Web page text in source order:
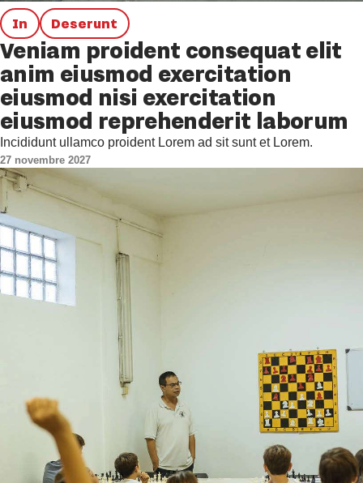
In Deserunt
Veniam proident consequat elit
anim eiusmod exercitation
eiusmod nisi exercitation
eiusmod reprehenderit laborum
Incididunt ullamco proident Lorem ad sit sunt et Lorem.
27 novembre 2027